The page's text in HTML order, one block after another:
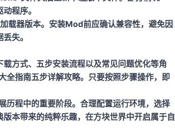
程序。
载器版本。安装Mod前应确认兼容性，避免因
失。
方式、五步安装流程以及常见问题优化等角
全指南五步详解攻略。只要按照步骤操作，即
历程中的重要阶段。合理配置运行环境，选择
本带来的纯粹乐趣，在方块世界中开启属于自